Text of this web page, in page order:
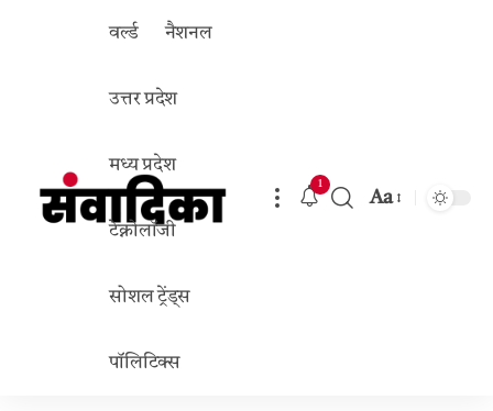
वर्ल्ड नैशनल
उत्तर प्रदेश
मध्य प्रदेश
टेक्नोलॉजी
सोशल ट्रेंड्स
पॉलिटिक्स
1
Aa